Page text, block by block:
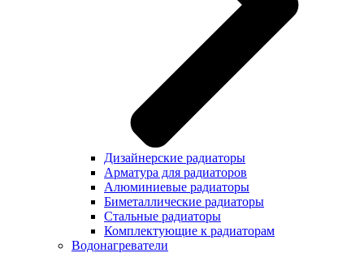
Дизайнерские радиаторы
Арматура для радиаторов
Алюминиевые радиаторы
Биметаллические радиаторы
Стальные радиаторы
Комплектующие к радиаторам
Водонагреватели